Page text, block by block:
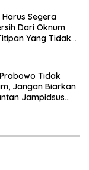
Harus Segera
Dari Oknum
Yang Tidak
Tidak
Jangan Biarkan
Jampidsus